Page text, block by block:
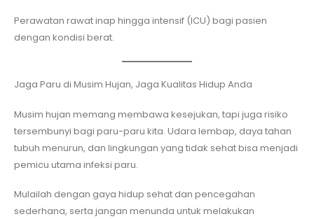
Perawatan rawat inap hingga intensif (ICU) bagi pasien
dengan kondisi berat.
Jaga Paru di Musim Hujan, Jaga Kualitas Hidup Anda
Musim hujan memang membawa kesejukan, tapi juga risiko
tersembunyi bagi paru-paru kita. Udara lembap, daya tahan
tubuh menurun, dan lingkungan yang tidak sehat bisa menjadi
pemicu utama infeksi paru.
Mulailah dengan gaya hidup sehat dan pencegahan
sederhana, serta jangan menunda untuk melakukan